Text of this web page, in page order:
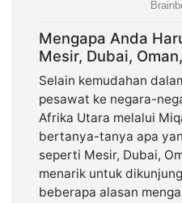
Mengapa Anda
Mesir, Dubai,
Selain kemudahan
pesawat ke negara-
Afrika Utara melalui
bertanya-tanya apa
seperti Mesir, Dubai,
menarik untuk
beberapa alasan